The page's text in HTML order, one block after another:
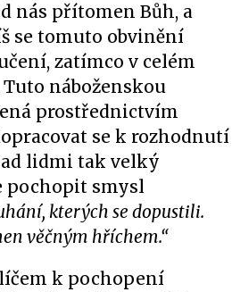
nás přítomen Bůh, a
se tomuto obvinění
zatímco v celém
Tuto náboženskou
prostřednictvím
se k rozhodnutí
lidmi tak velký
pochopit smysl
kterých se dopustili.
věčným hříchem.“
k pochopení